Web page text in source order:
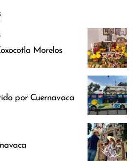
Morelos
por Cuernavaca